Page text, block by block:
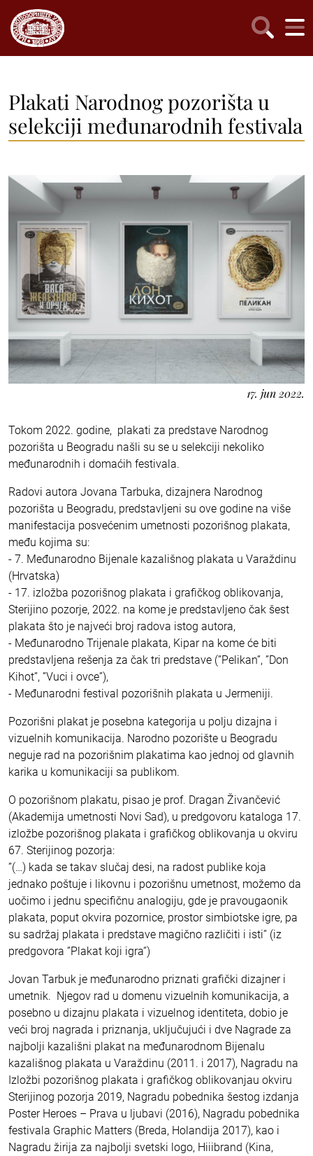
Plakati Narodnog pozorišta u
selekciji međunarodnih festivala
17. jun 2022.
Tokom 2022. godine, plakati za predstave Narodnog
pozorišta u Beogradu našli su se u selekciji nekoliko
međunarodnih i domaćih festivala.
Radovi autora Jovana Tarbuka, dizajnera Narodnog
pozorišta u Beogradu, predstavljeni su ove godine na više
manifestacija posvećenim umetnosti pozorišnog plakata,
među kojima su:
- 7. Međunarodno Bijenale kazališnog plakata u Varaždinu
(Hrvatska)
- 17. izložba pozorišnog plakata i grafičkog oblikovanja,
Sterijino pozorje, 2022. na kome je predstavljeno čak šest
plakata što je najveći broj radova istog autora,
- Međunarodno Trijenale plakata, Kipar na kome će biti
predstavljena rešenja za čak tri predstave (”Pelikan”, ”Don
Kihot”, ”Vuci i ovce”),
- Međunarodni festival pozorišnih plakata u Jermeniji.
Pozorišni plakat je posebna kategorija u polju dizajna i
vizuelnih komunikacija. Narodno pozorište u Beogradu
neguje rad na pozorišnim plakatima kao jednoj od glavnih
karika u komunikaciji sa publikom.
O pozorišnom plakatu, pisao je prof. Dragan Živančević
(Akademija umetnosti Novi Sad), u predgovoru kataloga 17.
izložbe pozorišnog plakata i grafičkog oblikovanja u okviru
67. Sterijinog pozorja:
”(…) kada se takav slučaj desi, na radost publike koja
jednako poštuje i likovnu i pozorišnu umetnost, možemo da
uočimo i jednu specifičnu analogiju, gde je pravougaonik
plakata, poput okvira pozornice, prostor simbiotske igre, pa
su sadržaj plakata i predstave magično različiti i isti” (iz
predgovora ”Plakat koji igra”)
Jovan Tarbuk je međunarodno priznati grafički dizajner i
umetnik. Njegov rad u domenu vizuelnih komunikacija, a
posebno u dizajnu plakata i vizuelnog identiteta, dobio je
veći broj nagrada i priznanja, uključujući i dve Nagrade za
najbolji kazališni plakat na međunarodnom Bijenalu
kazališnog plakata u Varaždinu (2011. i 2017), Nagradu na
Izložbi pozorišnog plakata i grafičkog oblikovanjau okviru
Sterijinog pozorja 2019, Nagradu pobednika šestog izdanja
Poster Heroes – Prava u ljubavi (2016), Nagradu pobednika
festivala Graphic Matters (Breda, Holandija 2017), kao i
Nagradu žirija za najbolji svetski logo, Hiiibrand (Kina,